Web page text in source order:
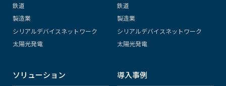
鉄道
製造業
シリアルデバイスネットワーク
太陽光発電
鉄道
製造業
シリアルデバイスネットワーク
太陽光発電
ソリューション 導入事例